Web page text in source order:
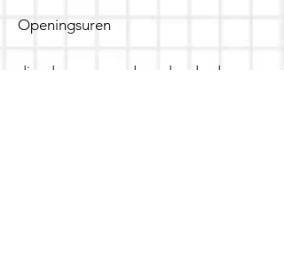
Openingsuren
dinsdag - woensdag- donderdag: